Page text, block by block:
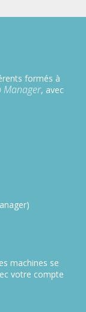
formés à
Manager, avec
machines se
votre compte